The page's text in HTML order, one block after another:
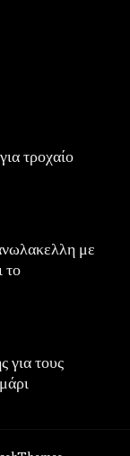
τροχαίο
με
το
για τους